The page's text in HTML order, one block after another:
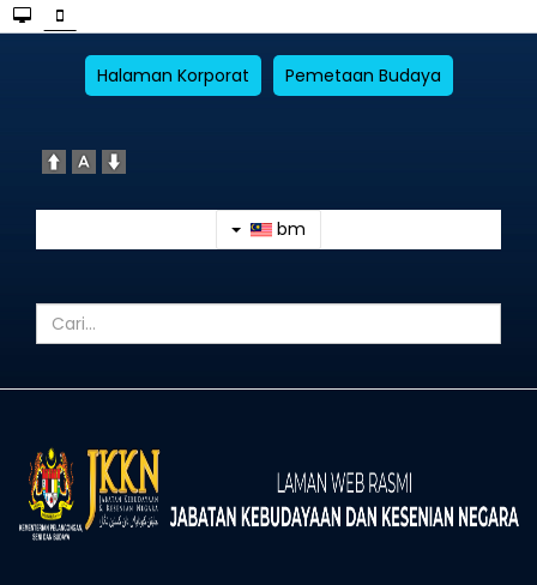
Halaman Korporat Pemetaan Budaya
bm